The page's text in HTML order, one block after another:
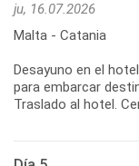
ju, 16.07.2026
Malta - Catania
Desayuno en el
para embarcar